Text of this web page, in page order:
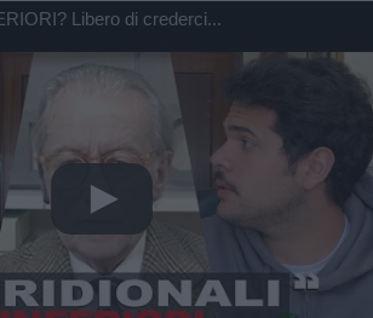
Libero di crederci...